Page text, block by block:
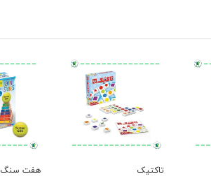
تاکتیک هفت سنگ